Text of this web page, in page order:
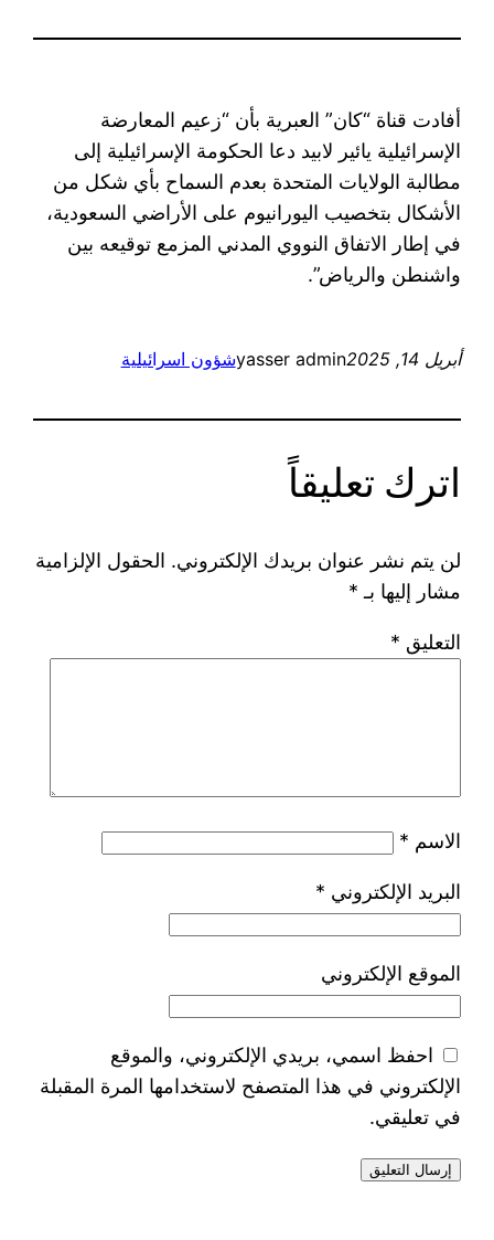
أفادت قناة “كان” العبرية بأن “زعيم المعارضة
الإسرائيلية يائير لابيد دعا الحكومة الإسرائيلية إلى
مطالبة الولايات المتحدة بعدم السماح بأي شكل من
الأشكال بتخصيب اليورانيوم على الأراضي السعودية،
في إطار الاتفاق النووي المدني المزمع توقيعه بين
واشنطن والرياض”.
أبريل 14, 2025 yasser adminشؤون اسرائيلية
اترك تعليقاً
لن يتم نشر عنوان بريدك الإلكتروني. الحقول الإلزامية
مشار إليها بـ *
التعليق *
الاسم *
البريد الإلكتروني *
الموقع الإلكتروني
احفظ اسمي، بريدي الإلكتروني، والموقع
الإلكتروني في هذا المتصفح لاستخدامها المرة المقبلة
في تعليقي.